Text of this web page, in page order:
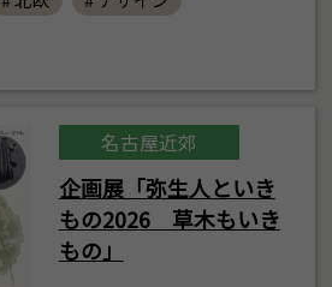
名古屋近郊
企画展「弥生人といき
もの2026 草木もいき
もの」